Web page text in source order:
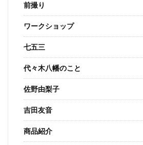
前撮り
ワークショップ
七五三
代々木八幡のこと
佐野由梨子
吉田友音
商品紹介